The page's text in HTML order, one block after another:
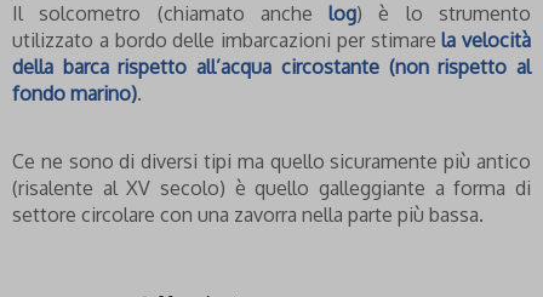
Il solcometro (chiamato anchelog) è lo strumento
utilizzato a bordo delle imbarcazioni per stimarela velocità
della barca rispetto all’acqua circostante (non rispetto al
fondo marino).
Ce ne sono di diversi tipi ma quello sicuramente più antico
(risalente al XV secolo) è quello galleggiante a forma di
settore circolare con una zavorra nella parte più bassa.